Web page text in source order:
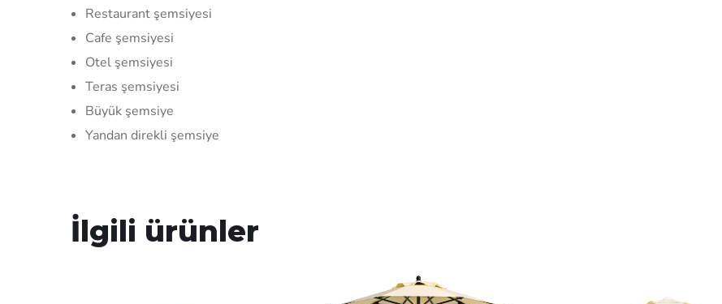
Restaurant şemsiyesi
Cafe şemsiyesi
Otel şemsiyesi
Teras şemsiyesi
Büyük şemsiye
Yandan direkli şemsiye
İlgili ürünler